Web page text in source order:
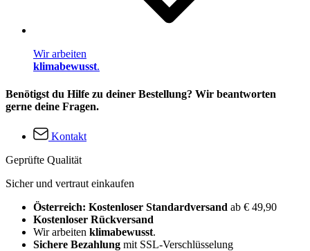
Wir arbeiten
klimabewusst.
Benötigst du Hilfe zu deiner Bestellung? Wir beantworten
gerne deine Fragen.
Kontakt
Geprüfte Qualität
Sicher und vertraut einkaufen
Österreich: Kostenloser Standardversand ab € 49,90
Kostenloser Rückversand
Wir arbeiten klimabewusst.
Sichere Bezahlung mit SSL-Verschlüsselung